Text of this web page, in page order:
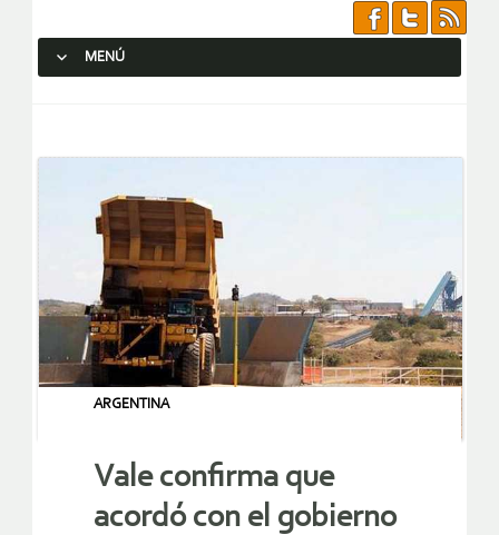
MENÚ
ARGENTINA
Vale confirma que
acordó con el gobierno